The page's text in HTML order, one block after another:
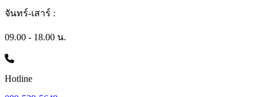
จันทร์-เสาร์ :
09.00 - 18.00 น.
Hotline